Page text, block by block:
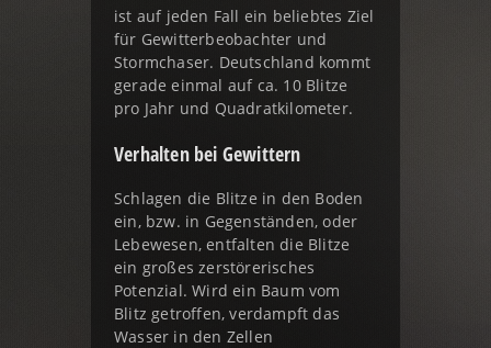
ist auf jeden Fall ein beliebtes Ziel
für Gewitterbeobachter und
Stormchaser. Deutschland kommt
gerade einmal auf ca. 10 Blitze
pro Jahr und Quadratkilometer.
Verhalten bei Gewittern
Schlagen die Blitze in den Boden
ein, bzw. in Gegenständen, oder
Lebewesen, entfalten die Blitze
ein großes zerstörerisches
Potenzial. Wird ein Baum vom
Blitz getroffen, verdampft das
Wasser in den Zellen